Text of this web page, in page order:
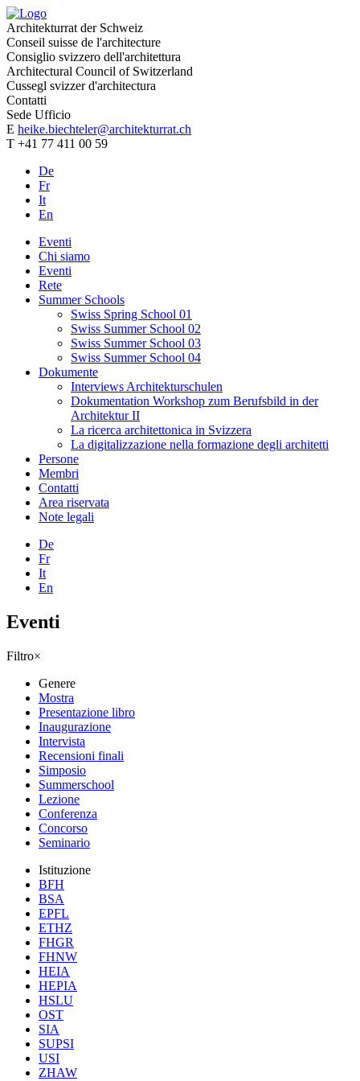
Architekturrat der Schweiz
Conseil suisse de l'architecture
Consiglio svizzero dell'architettura
Architectural Council of Switzerland
Cussegl svizzer d'architectura
Contatti
Sede Ufficio
E heike.biechteler@architekturrat.ch
T +41 77 411 00 59
De
Fr
It
En
Eventi
Chi siamo
Eventi
Rete
Summer Schools
Swiss Spring School 01
Swiss Summer School 02
Swiss Summer School 03
Swiss Summer School 04
Dokumente
Interviews Architekturschulen
Dokumentation Workshop zum Berufsbild in der
Architektur II
La ricerca architettonica in Svizzera
La digitalizzazione nella formazione degli architetti
Persone
Membri
Contatti
Area riservata
Note legali
De
Fr
It
En
Eventi
Filtro×
Genere
Mostra
Presentazione libro
Inaugurazione
Intervista
Recensioni finali
Simposio
Summerschool
Lezione
Conferenza
Concorso
Seminario
Istituzione
BFH
BSA
EPFL
ETHZ
FHGR
FHNW
HEIA
HEPIA
HSLU
OST
SIA
SUPSI
USI
ZHAW